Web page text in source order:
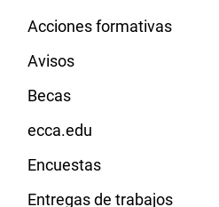
Acciones formativas
Avisos
Becas
ecca.edu
Encuestas
Entregas de trabajos